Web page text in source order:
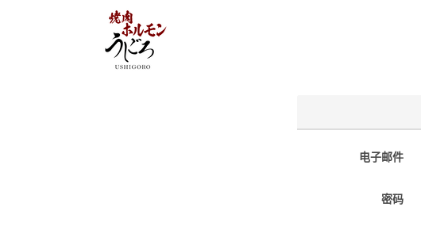
电子邮件
密码